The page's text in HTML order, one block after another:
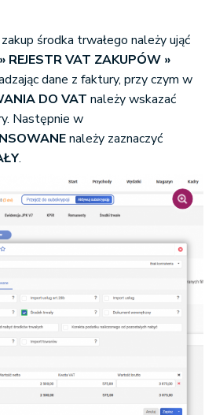
środka trwałego należy ująć
» REJESTR VAT ZAKUPÓW »
dane z faktury, przy czym w
DO VAT należy wskazać
Następnie w
należy zaznaczyć
.